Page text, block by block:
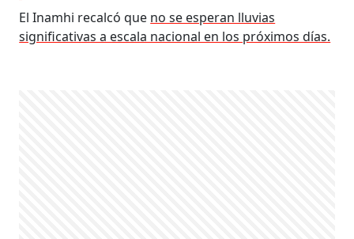
El Inamhi recalcó que no se esperan lluvias
significativas a escala nacional en los próximos días.